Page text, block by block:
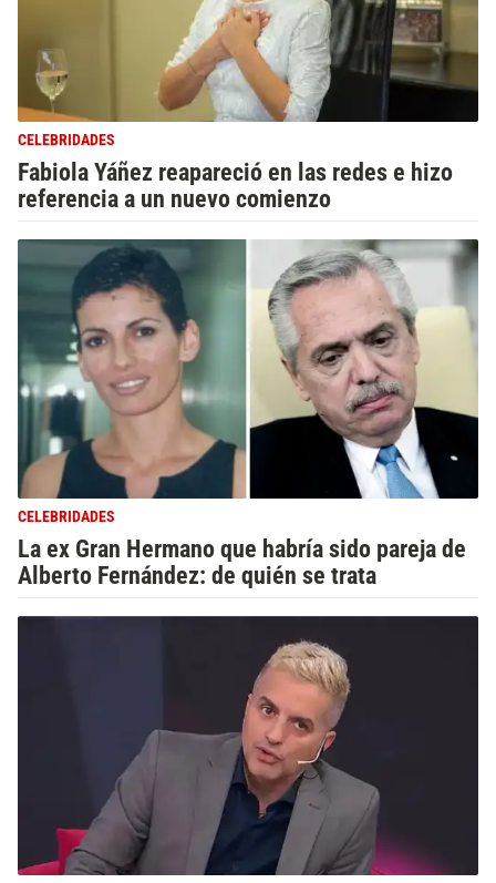
CELEBRIDADES
Fabiola Yáñez reapareció en las redes e hizo
referencia a un nuevo comienzo
CELEBRIDADES
La ex Gran Hermano que habría sido pareja de
Alberto Fernández: de quién se trata